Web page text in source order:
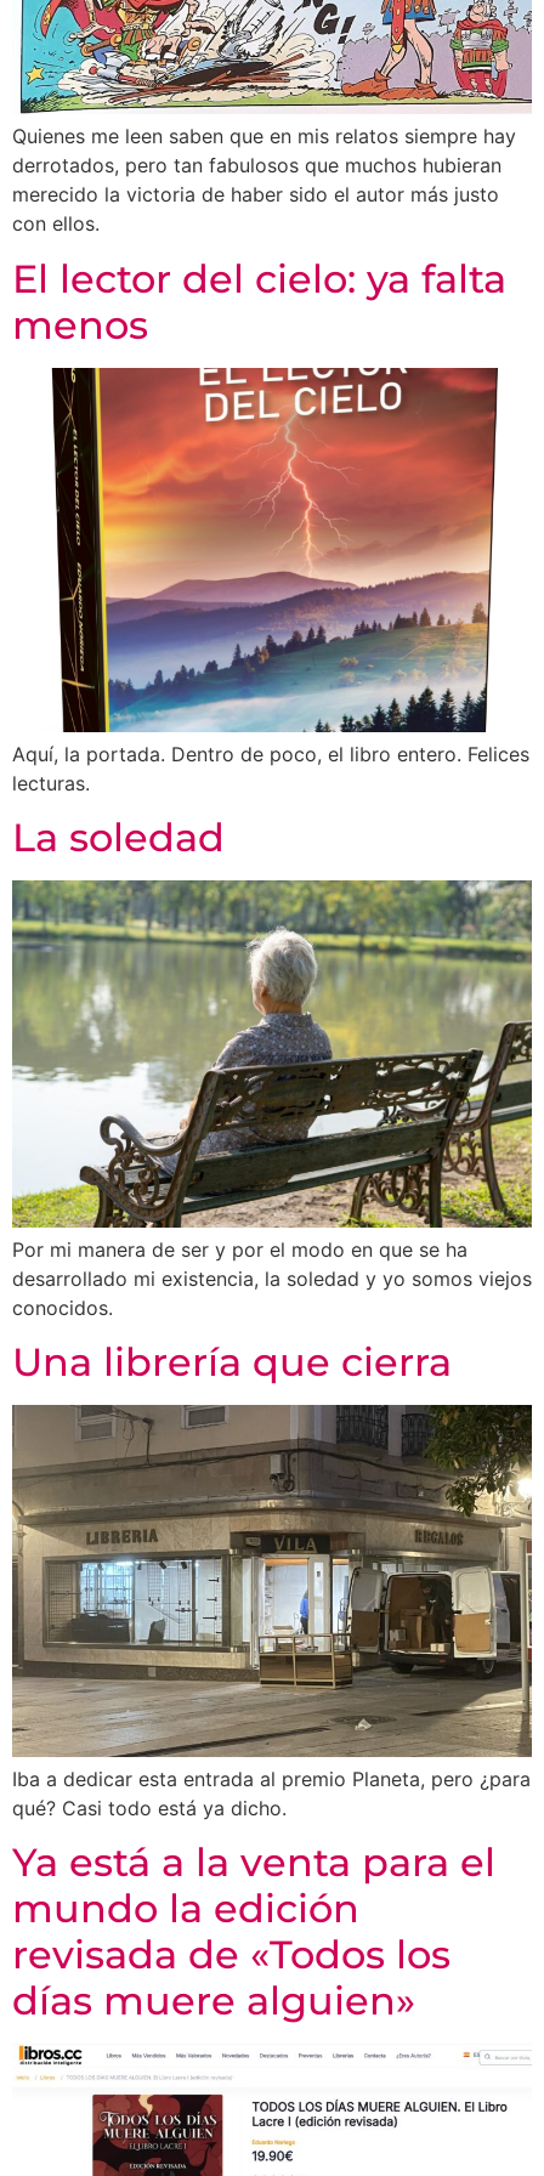
Quienes me leen saben que en mis relatos siempre hay
derrotados, pero tan fabulosos que muchos hubieran
merecido la victoria de haber sido el autor más justo
con ellos.
El lector del cielo: ya falta
menos
Aquí, la portada. Dentro de poco, el libro entero. Felices
lecturas.
La soledad
Por mi manera de ser y por el modo en que se ha
desarrollado mi existencia, la soledad y yo somos viejos
conocidos.
Una librería que cierra
Iba a dedicar esta entrada al premio Planeta, pero ¿para
qué? Casi todo está ya dicho.
Ya está a la venta para el
mundo la edición
revisada de «Todos los
días muere alguien»